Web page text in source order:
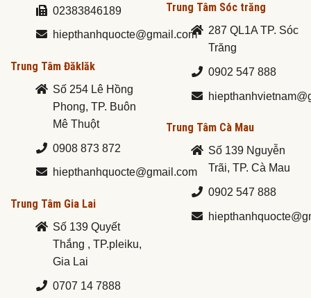
02383846189
hiepthanhquocte@gmail.com
Trung Tâm Đăklăk
Số 254 Lê Hồng
Phong, TP. Buôn
Mê Thuột
0908 873 872
hiepthanhquocte@gmail.com
Trung Tâm Gia Lai
Số 139 Quyết
Thắng , TP.pleiku,
Gia Lai
0707 14 7888
Trung Tâm Sóc trăng
287 QL1A TP. Sóc
Trăng
0902 547 888
Trung Tâm Cà Mau
Số 139 Nguyễn
Trãi, TP. Cà Mau
0902 547 888